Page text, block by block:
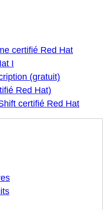
certifié Red Hat
I
(gratuit)
Red Hat)
certifié Red Hat